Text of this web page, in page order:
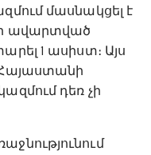
մասնակցել է
ավարտված
1 ասիստ։ Այս
դեռ չի